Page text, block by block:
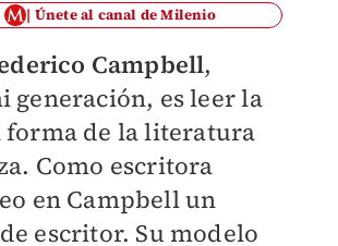
Únete al canal de Milenio
Campbell,
generación, es leer la
de la literatura
Como escritora
en Campbell un
escritor. Su modelo